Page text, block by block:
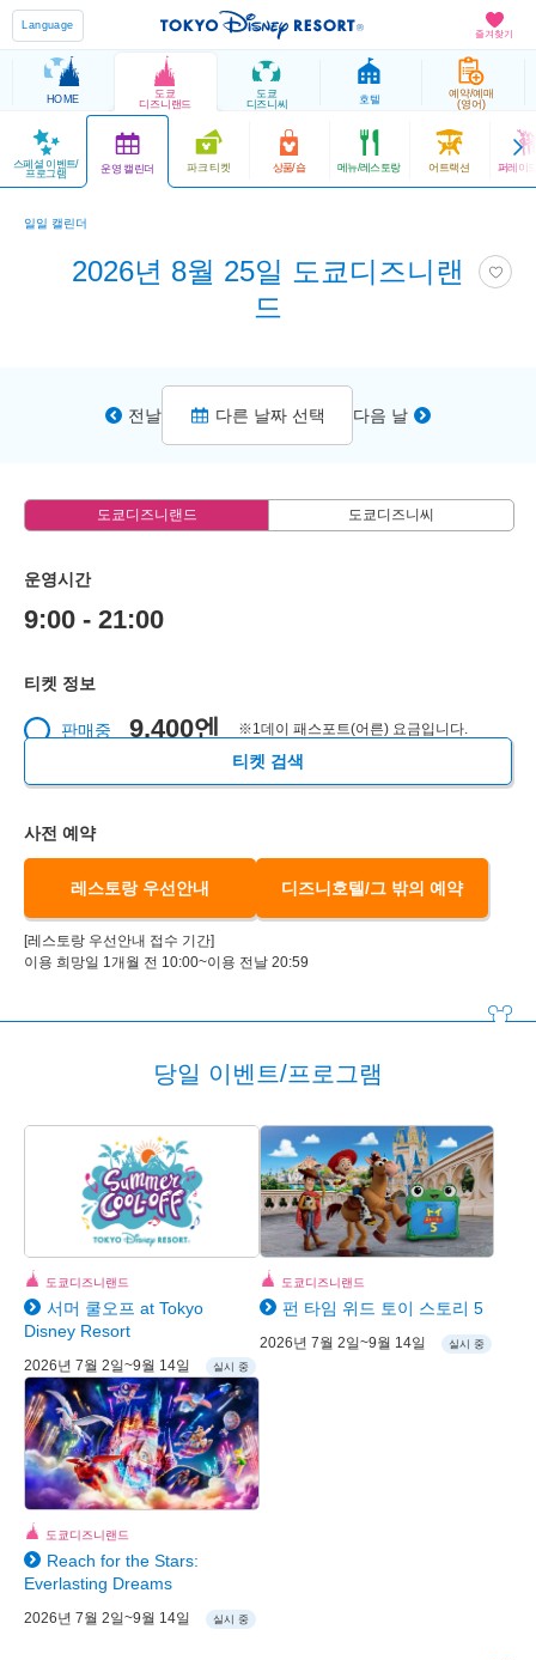
즐겨찾기
Language
HOME
도쿄
디즈니랜드
도쿄
디즈니씨
호텔
예약/예매
(영어)
스페셜 이벤트/
프로그램 운영 캘린더 파크 티켓 상품/숍 메뉴/레스토랑 어트랙션 퍼레이
일일 캘린더
2026년 8월 25일 도쿄디즈니랜
드
전날 다른 날짜 선택 다음 날
도쿄디즈니랜드 도쿄디즈니씨
운영시간
9:00 - 21:00
티켓 정보
판매중 9,400엔 ※1데이 패스포트(어른) 요금입니다.
티켓 검색
사전 예약
레스토랑 우선안내 디즈니호텔/그 밖의 예약
[레스토랑 우선안내 접수 기간]
이용 희망일 1개월 전 10:00~이용 전날 20:59
당일 이벤트/프로그램
도쿄디즈니랜드
서머 쿨오프 at Tokyo
Disney Resort
2026년 7월 2일~9월 14일 실시 중
도쿄디즈니랜드
펀 타임 위드 토이 스토리 5
2026년 7월 2일~9월 14일 실시 중
도쿄디즈니랜드
Reach for the Stars:
Everlasting Dreams
2026년 7월 2일~9월 14일 실시 중